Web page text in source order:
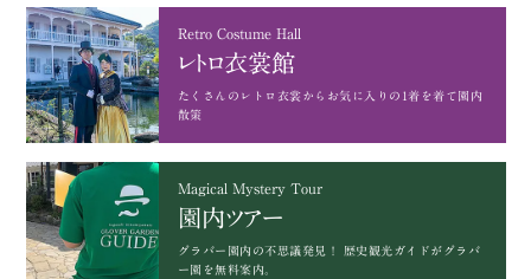
Retro Costume Hall
レトロ衣裳館
たくさんのレトロ衣裳から お気に入りの1着を着て園内
散策
Magical Mystery Tour
園内ツアー
グラバー園内の不思議発見！
歴史観光ガイドがグラバ
ー園を無料案内。